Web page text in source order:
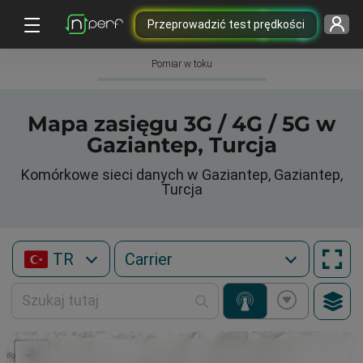
Przeprowadzić test prędkości
Pomiar w toku
Mapa zasięgu 3G / 4G / 5G w
Gaziantep, Turcja
Komórkowe sieci danych w Gaziantep, Gaziantep,
Turcja
TR